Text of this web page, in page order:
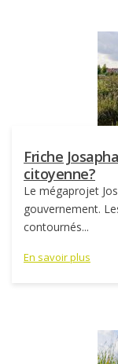
Friche
citoyenne?
Le mégaprojet
gouvernement.
contournés...
En savoir plus